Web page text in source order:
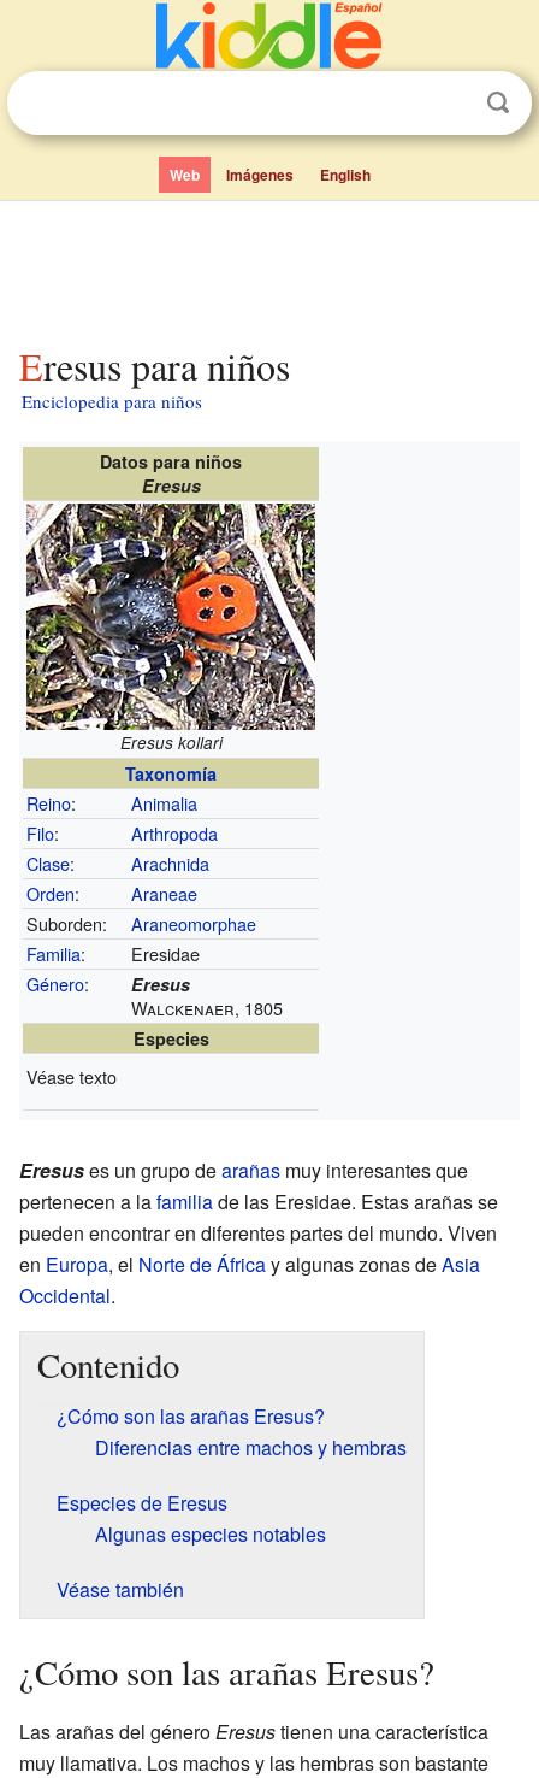
Web Imágenes English
Eresus para niños
Enciclopedia para niños
Datos para niños
Eresus
Eresus kollari
Taxonomía
Reino:
Animalia
Filo:
Arthropoda
Clase:
Arachnida
Orden:
Araneae
Suborden:
Araneomorphae
Familia:
Eresidae
Género: Eresus
Walckenaer, 1805
Especies
Véase texto
Eresuses un grupo dearañas muy interesantes que
pertenecen a lafamiliade las Eresidae. Estas arañas se
pueden encontrar en diferentes partes del mundo. Viven
en Europa, el Norte de Áfricay algunas zonas deAsia
Occidental.
Contenido
¿Cómo son las arañas Eresus?
Diferencias entre machos y hembras
Especies de Eresus
Algunas especies notables
Véase también
¿Cómo son las arañas Eresus?
Las arañas del géneroEresustienen una característica
muy llamativa. Los machos y las hembras son bastante